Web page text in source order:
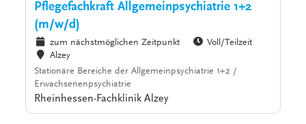
Pflegefachkraft Allgemeinpsychiatrie 1+2
(m/w/d)
zum nächstmöglichen Zeitpunkt
Voll/Teilzeit
Alzey
Stationäre Bereiche der Allgemeinpsychiatrie 1+2 /
Erwachsenenpsychiatrie
Rheinhessen-Fachklinik Alzey